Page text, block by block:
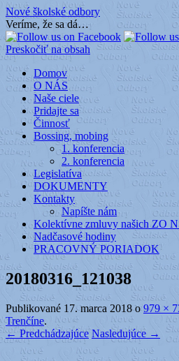
Nové školské odbory
Veríme, že sa dá…
Preskočiť na obsah
Domov
O NÁS
Naše ciele
Pridajte sa
Činnosť
Bossing, mobing
1. konferencia
2. konferencia
Legislatíva
DOKUMENTY
Kontakty
Napíšte nám
Kolektívne zmluvy našich ZO
Nadčasové hodiny
PRACOVNÝ PORIADOK
20180316_121038
Publikované 17. marca 2018o 979 ×
Trenčíne.
← Predchádzajúce Nasledujúce →